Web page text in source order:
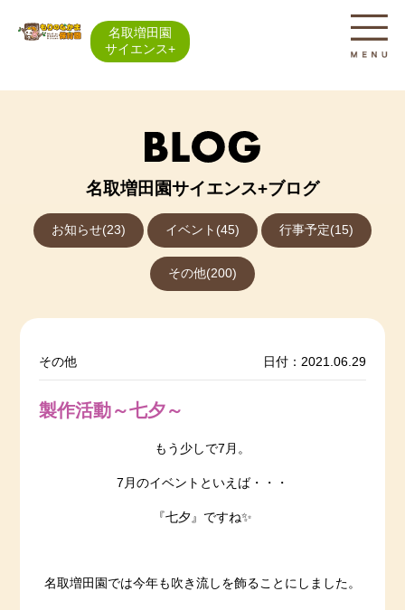
名取増田園
サイエンス+
名取増田園サイエンス+ブログ
お知らせ(23) イベント(45) 行事予定(15)
その他(200)
その他 日付：2021.06.29
製作活動～七夕～
もう少しで7月。
7月のイベントといえば・・・
『七夕』ですね✨
名取増田園では今年も吹き流しを飾ることにしました。